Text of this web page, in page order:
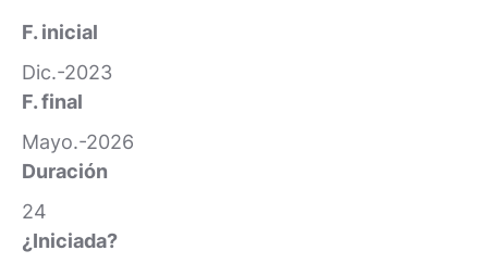
F. inicial
Dic.-2023
F. final
Mayo.-2026
Duración
24
¿Iniciada?